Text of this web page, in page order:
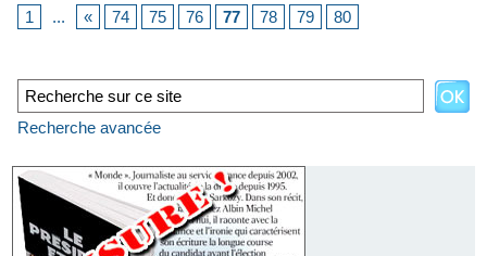
1 ... « 74 75 76 77 78 79 80
Recherche avancée